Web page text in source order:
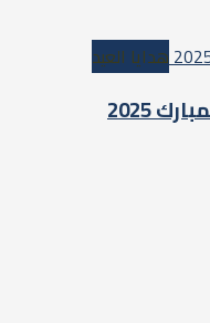
هدايا العيد
2025